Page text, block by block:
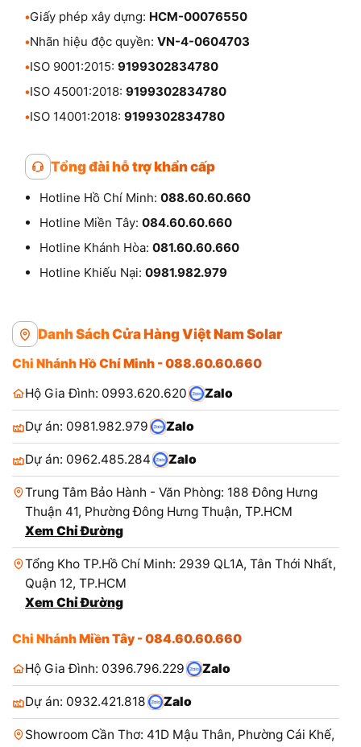
•Giấy phép xây dựng: HCM-00076550
•Nhãn hiệu độc quyền: VN-4-0604703
•ISO 9001:2015: 9199302834780
•ISO 45001:2018: 9199302834780
•ISO 14001:2018: 9199302834780
Tổng đài hỗ trợ khẩn cấp
Hotline Hồ Chí Minh: 088.60.60.660
Hotline Miền Tây: 084.60.60.660
Hotline Khánh Hòa: 081.60.60.660
Hotline Khiếu Nại: 0981.982.979
Danh Sách Cửa Hàng Việt Nam Solar
Chi Nhánh Hồ Chí Minh - 088.60.60.660
Hộ Gia Đình: 0993.620.620
Zalo
Dự án: 0981.982.979 Zalo
Dự án: 0962.485.284 Zalo
Trung Tâm Bảo Hành - Văn Phòng: 188 Đông Hưng
Thuận 41, Phường Đông Hưng Thuận, TP.HCM
Xem Chỉ Đường
Tổng Kho TP.Hồ Chí Minh: 2939 QL1A, Tân Thới Nhất,
Quận 12, TP.HCM
Xem Chỉ Đường
Chi Nhánh Miền Tây - 084.60.60.660
Hộ Gia Đình: 0396.796.229
Zalo
Dự án: 0932.421.818 Zalo
Showroom Cần Thơ: 41D Mậu Thân, Phường Cái Khế,